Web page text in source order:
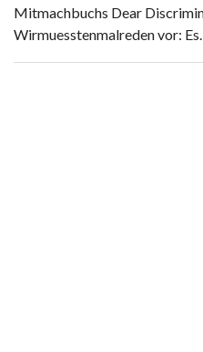
Mitmachbuchs Dear
Wirmuesstenmalreden vor: